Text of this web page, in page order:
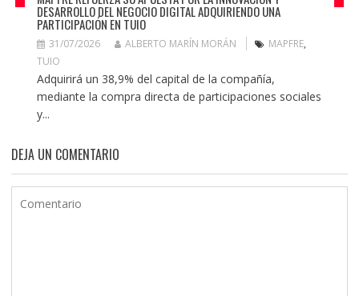
DESARROLLO DEL NEGOCIO DIGITAL ADQUIRIENDO UNA
PARTICIPACIÓN EN TUIO
31/07/2026 ALBERTO MARÍN MORÁN MAPFRE,
TUIO
Adquirirá un 38,9% del capital de la compañía,
mediante la compra directa de participaciones sociales
y...
DEJA UN COMENTARIO